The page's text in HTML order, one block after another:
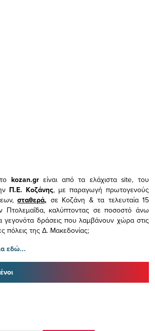
kozan.gr είναι από τα ελάχισταsite, του
Π.Ε. Κοζάνης, με παραγωγή πρωτογενούς
σταθερά, σε Κοζάνη & τα τελευταία 15
Πτολεμαΐδα, καλύπτοντας σε ποσοστό άνω
γεγονότα δράσεις που λαμβάνουν χώρα στις
πόλεις της Δ. Μακεδονίας;
εδώ...